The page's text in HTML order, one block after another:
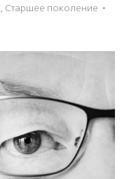
, Старшее поколение ·